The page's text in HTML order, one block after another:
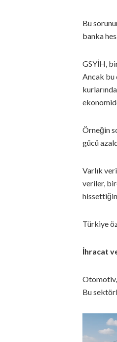
Bu
banka
GSYİH,
Ancak bu
Örneğin
gücü
Varlık
veriler,
Türkiye
İhracat
Otomotiv,
Bu